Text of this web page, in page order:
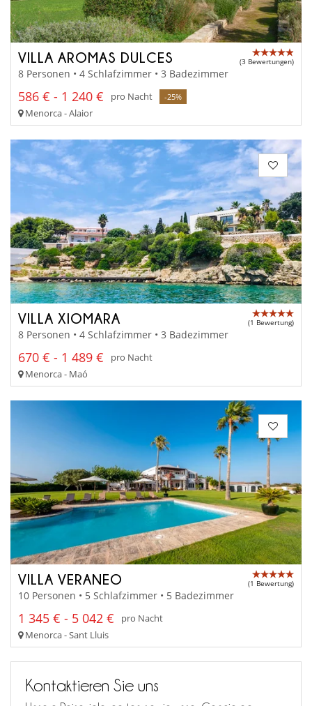
VILLA AROMAS DULCES (3 Bewertungen)
8 Personen • 4 Schlafzimmer • 3 Badezimmer
586 € - 1 240 € pro Nacht -25%
Menorca - Alaior
VILLA XIOMARA (1 Bewertung)
8 Personen • 4 Schlafzimmer • 3 Badezimmer
670 € - 1 489 €
pro Nacht
Menorca - Maó
VILLA VERANEO (1 Bewertung)
10 Personen • 5 Schlafzimmer • 5 Badezimmer
1 345 € - 5 042 €
pro Nacht
Menorca - Sant Lluis
Kontaktieren Sie uns